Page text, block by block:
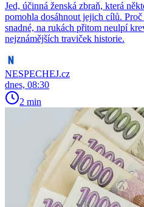
Jed, účinná ženská zbraň, která
pomohla dosáhnout jejich cílů.
snadné, na rukách přitom neulpí
nejznámějších traviček historie.
NESPECHEJ.cz
dnes, 08:30
2 min